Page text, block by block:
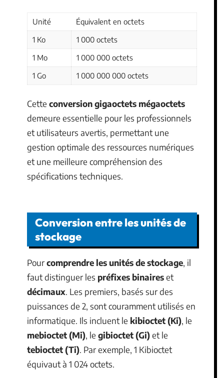
Unité
Équivalent en octets
1 Ko
1 000 octets
1 Mo
1 000 000 octets
1 Go
1 000 000 000 octets
Cette conversion gigaoctets mégaoctets
demeure essentielle pour les professionnels
et utilisateurs avertis, permettant une
gestion optimale des ressources numériques
et une meilleure compréhension des
spécifications techniques.
Conversion entre les unités de
stockage
Pourcomprendre les unités de stockage, il
faut distinguer les préfixes binaireset
décimaux. Les premiers, basés sur des
puissances de 2, sont couramment utilisés en
informatique. Ils incluent le kibioctet (Ki), le
mebioctet (Mi), le gibioctet (Gi)et le
tebioctet (Ti). Par exemple, 1 Kibioctet
équivaut à 1 024 octets.